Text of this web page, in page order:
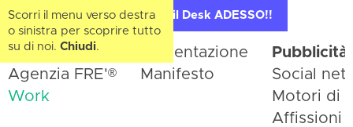
Contatta il Desk ADESSO!!
Home
Agenzia FRE'®
Work
Presentazione
Manifesto
Pubblicità
Social
Motori di
Affissioni
Scorri il menu verso destra
o sinistra per scoprire tutto
su di noi. Chiudi.